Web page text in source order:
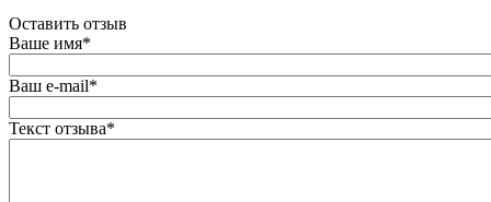
Оставить отзыв
Ваше имя*
Ваш e-mail*
Текст отзыва*